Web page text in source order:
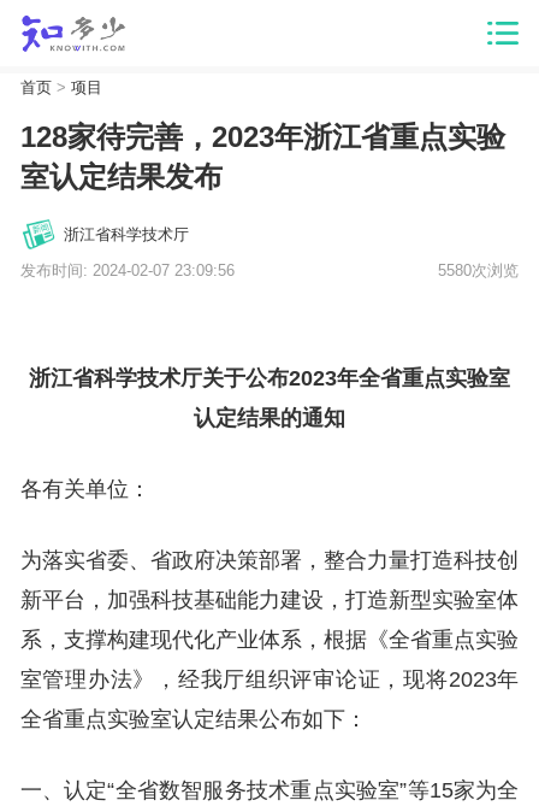
首页> 项目
128家待完善，2023年浙江省重点实验
室认定结果发布
浙江省科学技术厅
发布时间: 2024-02-07 23:09:56 5580次浏览
浙江省科学技术厅关于公布2023年全省重点实验室
认定结果的通知
各有关单位：
为落实省委、省政府决策部署，整合力量打造科技创
新平台，加强科技基础能力建设，打造新型实验室体
系，支撑构建现代化产业体系，根据《全省重点实验
室管理办法》，经我厅组织评审论证，现将2023年
全省重点实验室认定结果公布如下：
一、认定“全省数智服务技术重点实验室”等15家为全